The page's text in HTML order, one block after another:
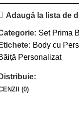
Adaugă la lista de
Set Prima
Etichete: Body cu
Personalizat
Distribuie:
(0)